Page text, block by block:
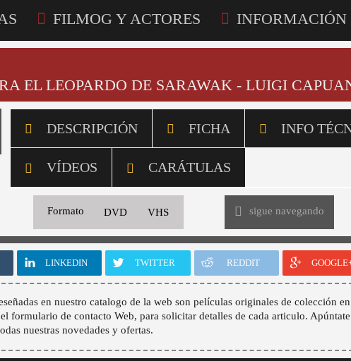
FILMOG Y ACTORES INFORMACIÓN
EL LEOPARDO DE SARAWAK - LUIGI
DESCRIPCIÓN FICHA INFO
VÍDEOS CARÁTULAS
Formato DVD VHS sigue navegando
LINKEDIN TWITTER REDDIT
en nuestro catalogo de la web son películas originales de colección
formulario de contacto Web, para solicitar detalles de cada articulo.
nuestras novedades y ofertas.